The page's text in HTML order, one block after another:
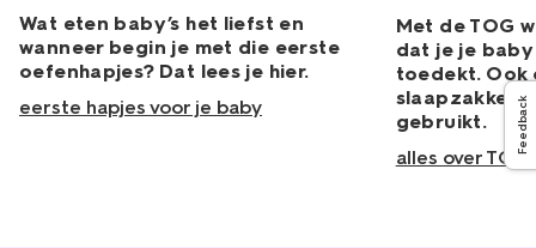
Wat eten baby’s het liefst en
wanneer begin je met die eerste
oefenhapjes? Dat lees je hier.
eerste hapjes voor je baby
Met de TOG
dat je je
toedekt. Ook
slaapzakken
gebruikt.
alles over
Feedback